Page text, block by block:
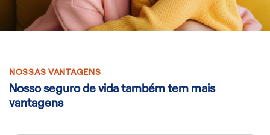
NOSSAS VANTAGENS
Nosso seguro de vida também tem mais
vantagens